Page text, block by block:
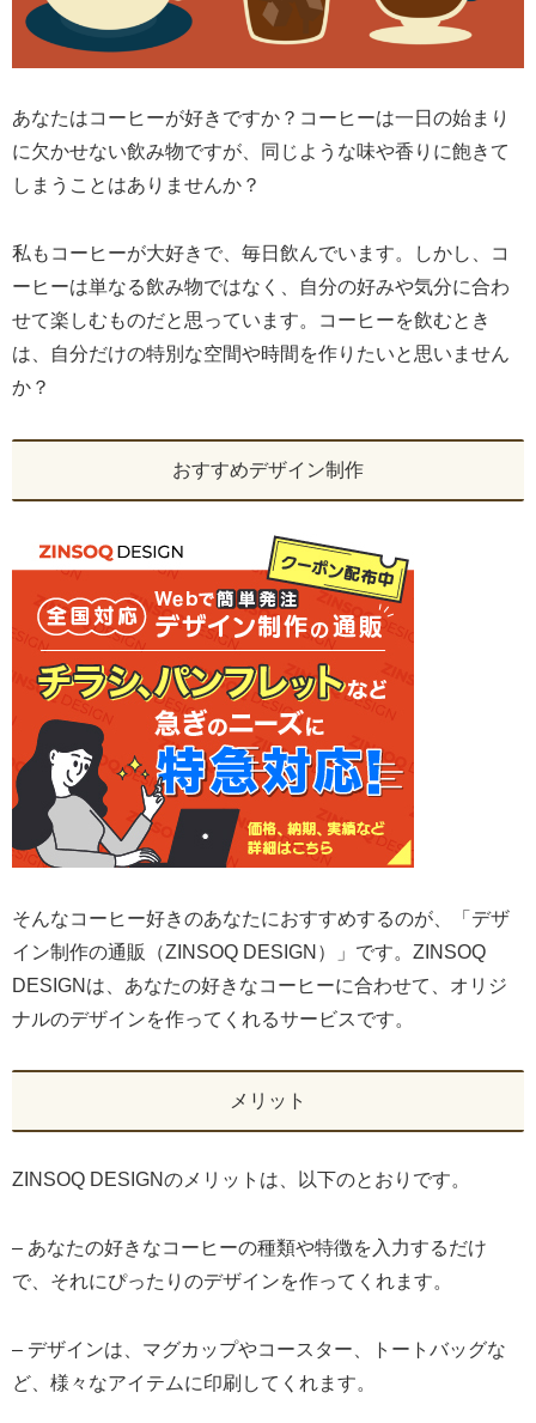
あなたはコーヒーが好きですか？コーヒーは一日の始まり
に欠かせない飲み物ですが、同じような味や香りに飽きて
しまうことはありませんか？
私もコーヒーが大好きで、毎日飲んでいます。しかし、コ
ーヒーは単なる飲み物ではなく、自分の好みや気分に合わ
せて楽しむものだと思っています。コーヒーを飲むとき
は、自分だけの特別な空間や時間を作りたいと思いません
か？
おすすめデザイン制作
そんなコーヒー好きのあなたにおすすめするのが、「デザ
イン制作の通販（ZINSOQ DESIGN）」です。ZINSOQ
DESIGNは、あなたの好きなコーヒーに合わせて、オリジ
ナルのデザインを作ってくれるサービスです。
メリット
ZINSOQ DESIGNのメリットは、以下のとおりです。
– あなたの好きなコーヒーの種類や特徴を入力するだけ
で、それにぴったりのデザインを作ってくれます。
– デザインは、マグカップやコースター、トートバッグな
ど、様々なアイテムに印刷してくれます。